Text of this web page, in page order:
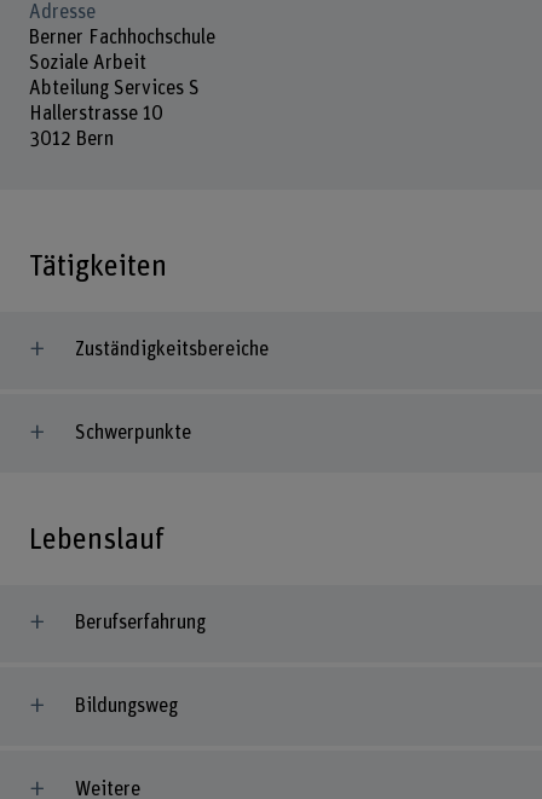
Adresse
Berner Fachhochschule
Soziale Arbeit
Abteilung Services S
Hallerstrasse 10
3012 Bern
Tätigkeiten
Zuständigkeitsbereiche
Schwerpunkte
Lebenslauf
Berufserfahrung
Bildungsweg
Weitere